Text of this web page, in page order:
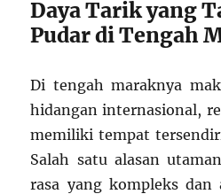
Daya Tarik yang
Pudar di Tengah
Di tengah maraknya
hidangan internasional,
memiliki tempat
Salah satu alasan
rasa yang kompleks dan